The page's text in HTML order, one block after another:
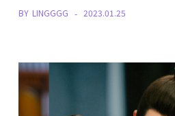
BY LINGGGG 2023.01.25